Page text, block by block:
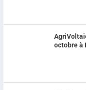
octobre à